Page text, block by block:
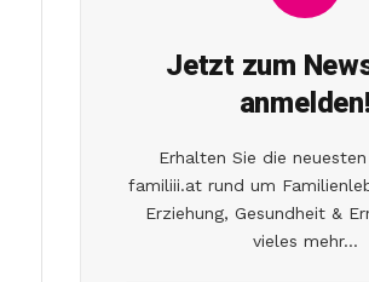
Jetzt zum
anmelden!
Erhalten Sie die
familiii.at rund um
Erziehung, Gesundheit &
vieles mehr...